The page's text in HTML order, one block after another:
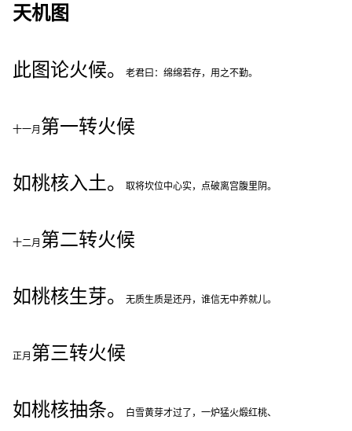
天机图
此图论火候。 老君曰：绵绵若存，用之不勤。
十一月 第一转火候
如桃核入土。 取将坎位中心实，点破离宫腹里阴。
十二月 第二转火候
如桃核生芽。 无质生质是还丹，谁信无中养就儿。
正月 第三转火候
如桃核抽条。 白雪黄芽才过了，一炉猛火煅红桃、